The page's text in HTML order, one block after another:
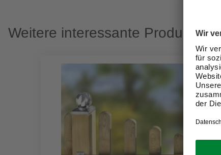
Weitere interessante Produkte